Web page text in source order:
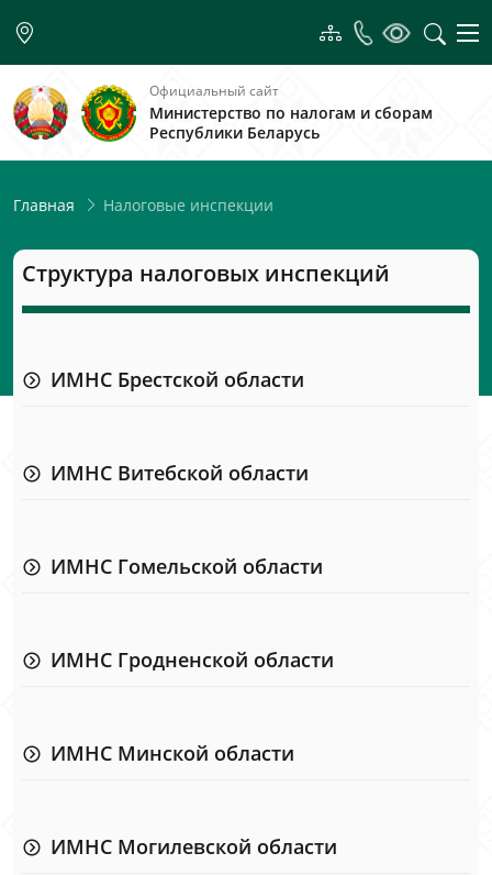
Официальный сайт
Министерство по налогам и сборам
Республики Беларусь
Главная Налоговые инспекции
Структура налоговых инспекций
ИМНС Брестской области
ИМНС Витебской области
ИМНС Гомельской области
ИМНС Гродненской области
ИМНС Минской области
ИМНС Могилевской области